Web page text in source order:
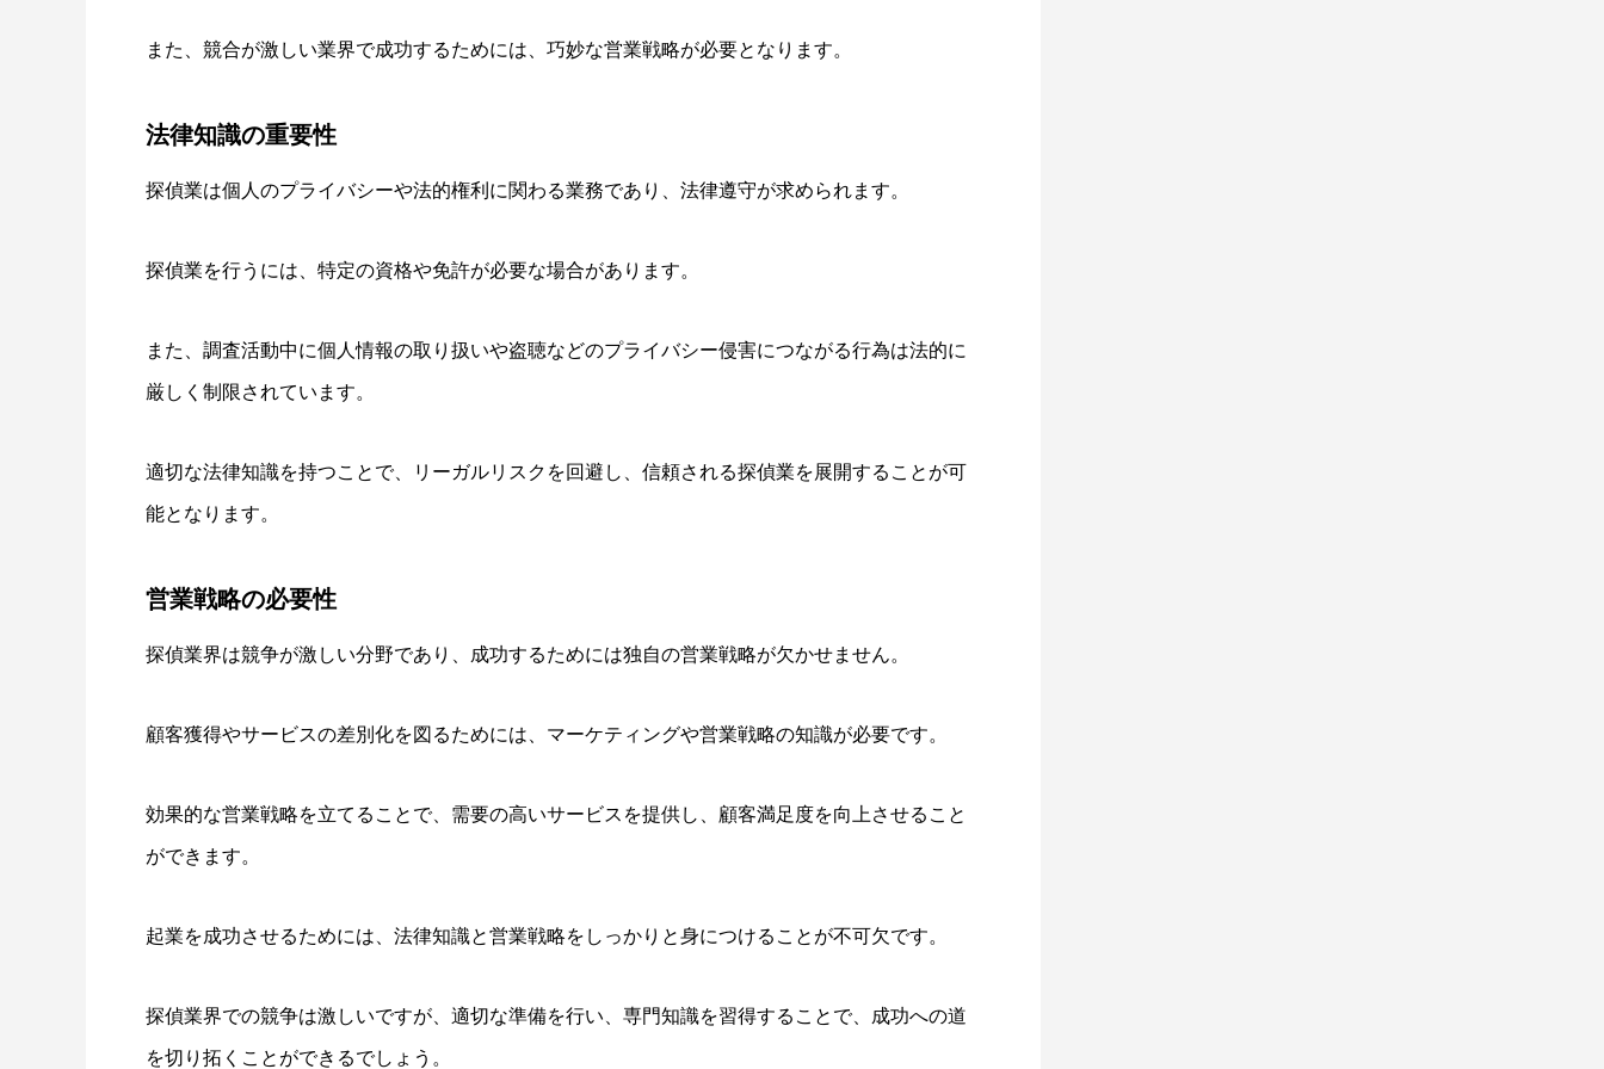
また、競合が激しい業界で成功するためには、巧妙な営業戦略が必要となります。
法律知識の重要性
探偵業は個人のプライバシーや法的権利に関わる業務であり、法律遵守が求められます。
探偵業を行うには、特定の資格や免許が必要な場合があります。
また、調査活動中に個人情報の取り扱いや盗聴などのプライバシー侵害につながる行為は法的に
厳しく制限されています。
適切な法律知識を持つことで、リーガルリスクを回避し、信頼される探偵業を展開することが可
能となります。
営業戦略の必要性
探偵業界は競争が激しい分野であり、成功するためには独自の営業戦略が欠かせません。
顧客獲得やサービスの差別化を図るためには、マーケティングや営業戦略の知識が必要です。
効果的な営業戦略を立てることで、需要の高いサービスを提供し、顧客満足度を向上させること
ができます。
起業を成功させるためには、法律知識と営業戦略をしっかりと身につけることが不可欠です。
探偵業界での競争は激しいですが、適切な準備を行い、専門知識を習得することで、成功への道
を切り拓くことができるでしょう。